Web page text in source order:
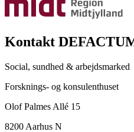
Kontakt
Social, sundhed & arbejdsmarked
Forsknings- og konsulenthuset
Olof Palmes Allé 15
8200 Aarhus N